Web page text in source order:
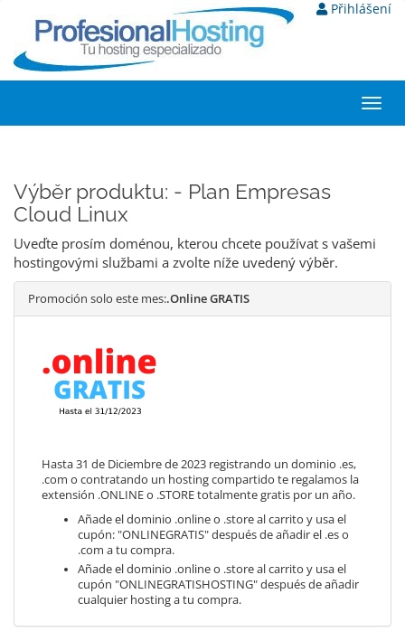
Přihlášení
Výběr produktu: - Plan Empresas
Cloud Linux
Uveďte prosím doménou, kterou chcete používat s vašemi
hostingovými službami a zvolte níže uvedený výběr.
Promoción solo este mes:.Online GRATIS
Hasta 31 de Diciembre de 2023 registrando un dominio .es,
.com o contratando un hosting compartido te regalamos la
extensión .ONLINE o .STORE totalmente gratis por un año.
Añade el dominio .online o .store al carrito y usa el
cupón: "ONLINEGRATIS" después de añadir el .es o
.com a tu compra.
Añade el dominio .online o .store al carrito y usa el
cupón "ONLINEGRATISHOSTING" después de añadir
cualquier hosting a tu compra.